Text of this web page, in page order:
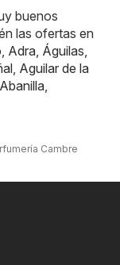
buenos
las ofertas en
Adra Águilas
Aguilar de la
Abanilla
Cambre